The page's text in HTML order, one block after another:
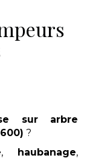
sur arbre
?
, haubanage,